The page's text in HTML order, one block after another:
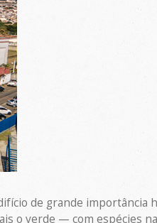
de grande importância
o verde — com espécies